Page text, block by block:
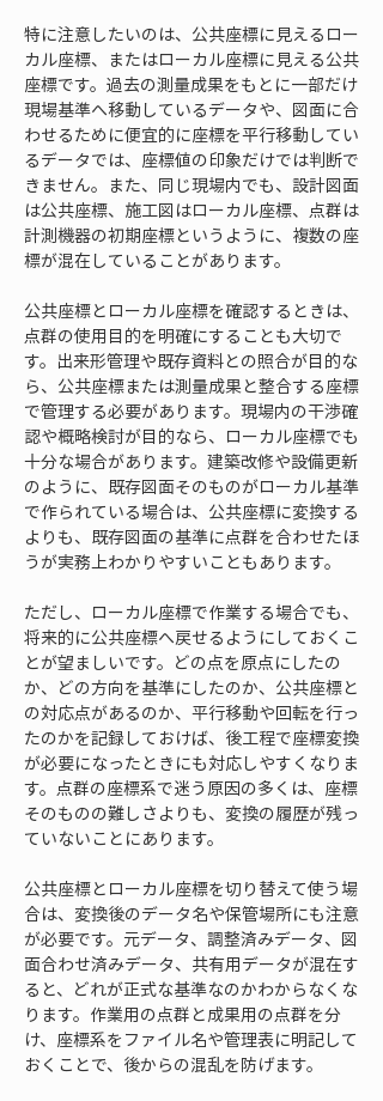
特に注意したいのは、公共座標に見えるロー
カル座標、またはローカル座標に見える公共
座標です。過去の測量成果をもとに一部だけ
現場基準へ移動しているデータや、図面に合
わせるために便宜的に座標を平行移動してい
るデータでは、座標値の印象だけでは判断で
きません。また、同じ現場内でも、設計図面
は公共座標、施工図はローカル座標、点群は
計測機器の初期座標というように、複数の座
標が混在していることがあります。
公共座標とローカル座標を確認するときは、
点群の使用目的を明確にすることも大切で
す。出来形管理や既存資料との照合が目的な
ら、公共座標または測量成果と整合する座標
で管理する必要があります。現場内の干渉確
認や概略検討が目的なら、ローカル座標でも
十分な場合があります。建築改修や設備更新
のように、既存図面そのものがローカル基準
で作られている場合は、公共座標に変換する
よりも、既存図面の基準に点群を合わせたほ
うが実務上わかりやすいこともあります。
ただし、ローカル座標で作業する場合でも、
将来的に公共座標へ戻せるようにしておくこ
とが望ましいです。どの点を原点にしたの
か、どの方向を基準にしたのか、公共座標と
の対応点があるのか、平行移動や回転を行っ
たのかを記録しておけば、後工程で座標変換
が必要になったときにも対応しやすくなりま
す。点群の座標系で迷う原因の多くは、座標
そのものの難しさよりも、変換の履歴が残っ
ていないことにあります。
公共座標とローカル座標を切り替えて使う場
合は、変換後のデータ名や保管場所にも注意
が必要です。元データ、調整済みデータ、図
面合わせ済みデータ、共有用データが混在す
ると、どれが正式な基準なのかわからなくな
ります。作業用の点群と成果用の点群を分
け、座標系をファイル名や管理表に明記して
おくことで、後からの混乱を防げます。